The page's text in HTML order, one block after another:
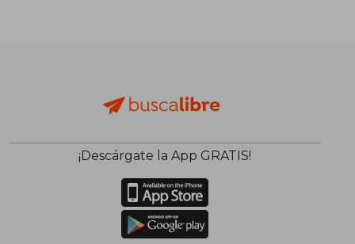
¡Descárgate la App GRATIS!